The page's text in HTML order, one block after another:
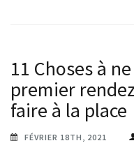
11 Choses à
premier
faire à la place
FÉVRIER 18TH, 2021